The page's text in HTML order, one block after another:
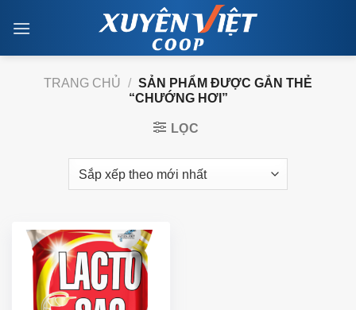
TRANG CHỦ / SẢN PHẨM ĐƯỢC GẮN THẺ
“CHƯỚNG HƠI”
LỌC